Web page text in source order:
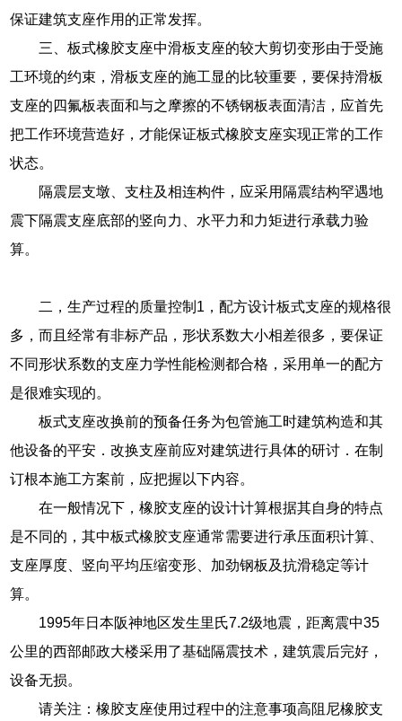
保证建筑支座作用的正常发挥。
三、板式橡胶支座中滑板支座的较大剪切变形由于受施
工环境的约束，滑板支座的施工显的比较重要，要保持滑板
支座的四氟板表面和与之摩擦的不锈钢板表面清洁，应首先
把工作环境营造好，才能保证板式橡胶支座实现正常的工作
状态。
隔震层支墩、支柱及相连构件，应采用隔震结构罕遇地
震下隔震支座底部的竖向力、水平力和力矩进行承载力验
算。
二，生产过程的质量控制1，配方设计板式支座的规格很
多，而且经常有非标产品，形状系数大小相差很多，要保证
不同形状系数的支座力学性能检测都合格，采用单一的配方
是很难实现的。
板式支座改换前的预备任务为包管施工时建筑构造和其
他设备的平安．改换支座前应对建筑进行具体的研讨．在制
订根本施工方案前，应把握以下内容。
在一般情况下，橡胶支座的设计计算根据其自身的特点
是不同的，其中板式橡胶支座通常需要进行承压面积计算、
支座厚度、竖向平均压缩变形、加劲钢板及抗滑稳定等计
算。
1995年日本阪神地区发生里氏7.2级地震，距离震中35
公里的西部邮政大楼采用了基础隔震技术，建筑震后完好，
设备无损。
请关注：橡胶支座使用过程中的注意事项高阻尼橡胶支